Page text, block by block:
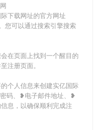
下载网址的官方网址
您可以通过搜索引擎搜索
在页面上找到一个醒目的
注册页面。
个人信息来创建实亿国际
码、❥电子邮件地址、❥
息，以确保顺利完成注